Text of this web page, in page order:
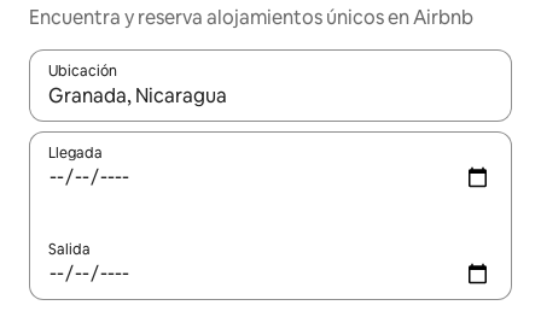
Encuentra y reserva alojamientos únicos en Airbnb
Ubicación
Cuando los resultados estén disponibles, navega con las
Llegada
Salida